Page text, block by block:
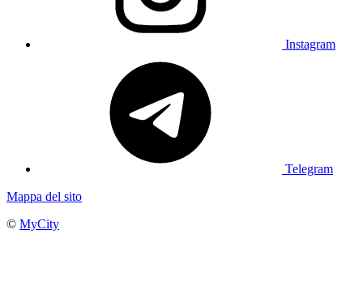
Instagram
Telegram
Mappa del sito
© MyCity